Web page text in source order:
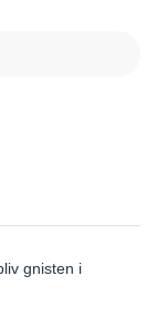
gnisten i